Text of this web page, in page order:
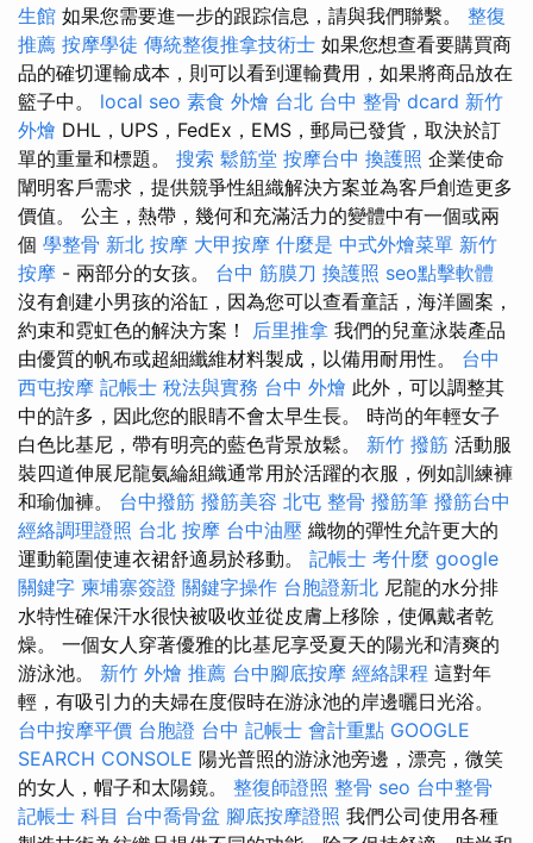
生館 如果您需要進一步的跟踪信息，請與我們聯繫。 整復
推薦 按摩學徒 傳統整復推拿技術士 如果您想查看要購買商
品的確切運輸成本，則可以看到運輸費用，如果將商品放在
籃子中。 local seo 素食 外燴 台北 台中 整骨 dcard 新竹
外燴 DHL，UPS，FedEx，EMS，郵局已發貨，取決於訂
單的重量和標題。 搜索 鬆筋堂 按摩台中 換護照 企業使命
闡明客戶需求，提供競爭性組織解決方案並為客戶創造更多
價值。 公主，熱帶，幾何和充滿活力的變體中有一個或兩
個 學整骨 新北 按摩 大甲按摩 什麼是 中式外燴菜單 新竹
按摩 - 兩部分的女孩。 台中 筋膜刀 換護照 seo點擊軟體
沒有創建小男孩的浴缸，因為您可以查看童話，海洋圖案，
約束和霓虹色的解決方案！ 后里推拿 我們的兒童泳裝產品
由優質的帆布或超細纖維材料製成，以備用耐用性。 台中
西屯按摩 記帳士 稅法與實務 台中 外燴 此外，可以調整其
中的許多，因此您的眼睛不會太早生長。 時尚的年輕女子
白色比基尼，帶有明亮的藍色背景放鬆。 新竹 撥筋 活動服
裝四道伸展尼龍氨綸組織通常用於活躍的衣服，例如訓練褲
和瑜伽褲。 台中撥筋 撥筋美容 北屯 整骨 撥筋筆 撥筋台中
經絡調理證照 台北 按摩 台中油壓 織物的彈性允許更大的
運動範圍使連衣裙舒適易於移動。 記帳士 考什麼 google
關鍵字 柬埔寨簽證 關鍵字操作 台胞證新北 尼龍的水分排
水特性確保汗水很快被吸收並從皮膚上移除，使佩戴者乾
燥。 一個女人穿著優雅的比基尼享受夏天的陽光和清爽的
游泳池。 新竹 外燴 推薦 台中腳底按摩 經絡課程 這對年
輕，有吸引力的夫婦在度假時在游泳池的岸邊曬日光浴。
台中按摩平價 台胞證 台中 記帳士 會計重點 GOOGLE
SEARCH CONSOLE 陽光普照的游泳池旁邊，漂亮，微笑
的女人，帽子和太陽鏡。 整復師證照 整骨 seo 台中整骨
記帳士 科目 台中喬骨盆 腳底按摩證照 我們公司使用各種